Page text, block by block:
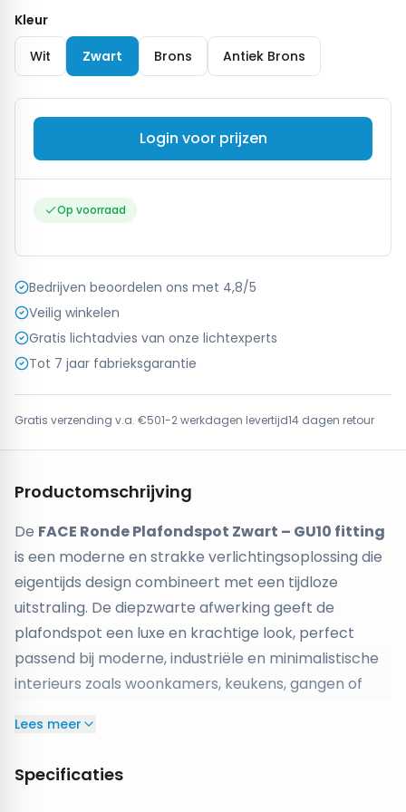
Kleur
Wit
Zwart Brons Antiek Brons
Login voor prijzen
Op voorraad
Bedrijven beoordelen ons met 4,8/5
Veilig winkelen
Gratis lichtadvies van onze lichtexperts
Tot 7 jaar fabrieksgarantie
Gratis verzending v.a. €501-2 werkdagen levertijd14 dagen retour
Productomschrijving
De FACE Ronde Plafondspot Zwart – GU10 fitting
is een moderne en strakke verlichtingsoplossing die
eigentijds design combineert met een tijdloze
uitstraling. De diepzwarte afwerking geeft de
plafondspot een luxe en krachtige look, perfect
passend bij moderne, industriële en minimalistische
interieurs zoals woonkamers, keukens, gangen of
De spot zorgt voor een gerichte lichtbundel recht
algemene verlichting als subtiele accentverlichting.
Lees meer
Specificaties